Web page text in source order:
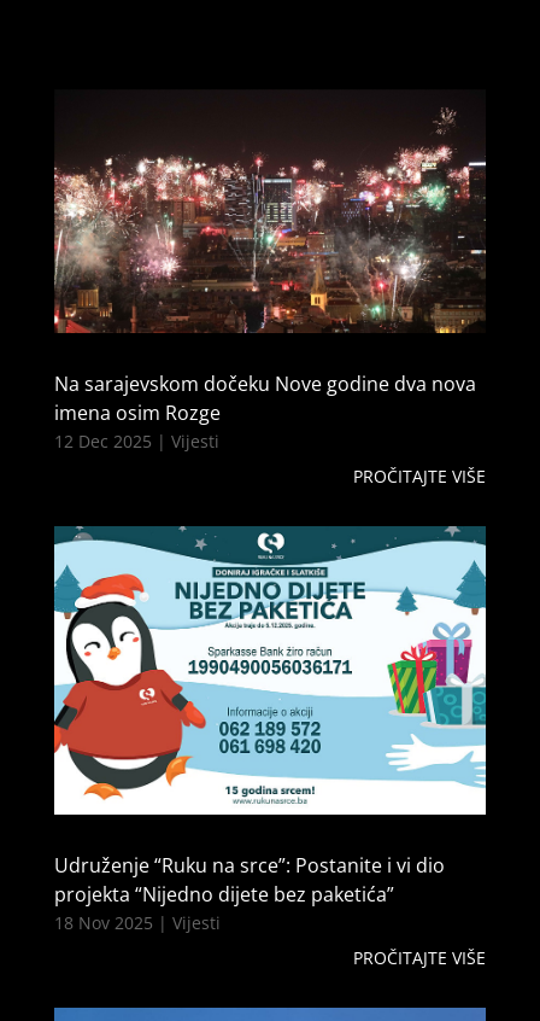
Na sarajevskom dočeku Nove godine dva nova
imena osim Rozge
12 Dec 2025 | Vijesti
PROČITAJTE VIŠE
Udruženje “Ruku na srce”: Postanite i vi dio
projekta “Nijedno dijete bez paketića”
18 Nov 2025 | Vijesti
PROČITAJTE VIŠE